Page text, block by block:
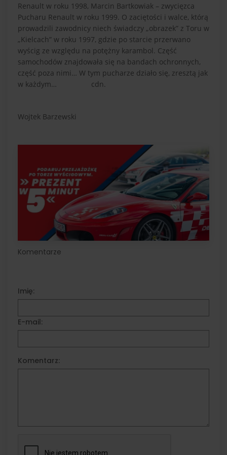
Renault w roku 1998, Marcin Bartkowiak – zwycięzca
Pucharu Renault w roku 1999. O zaciętości i walce, którą
prowadzili zawodnicy niech świadczy „obrazek” z Toru w
„Kielcach” w roku 1997, gdzie po starcie przerwano
wyścig ze względu na potężny karambol. Część
samochodów znajdowała się na bandach ochronnych,
część poza nimi… W tym pucharze działo się, zresztą jak
w każdym… cdn.
Wojtek Barzewski
Komentarze
Imię:
E-mail:
Komentarz: